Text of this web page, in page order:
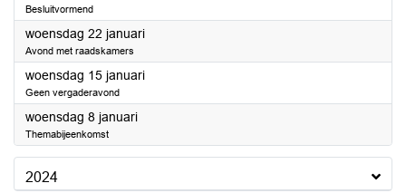
Besluitvormend
woensdag 22 januari2025
Avond met raadskamers
woensdag 15 januari2025
Geen vergaderavond
woensdag 8 januari2025
Themabijeenkomst
2024